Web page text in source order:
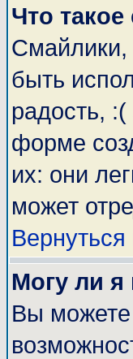
Что
Смайлики,
быть
радость,
форме
их: они
может
Вернуться
Могу ли я
Вы можете